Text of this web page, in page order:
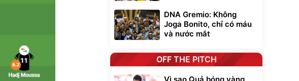
DNA Gremio: Không
Joga Bonito, chỉ có máu
và nước mắt
OFF THE PITCH